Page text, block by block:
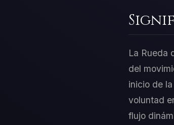
La Rueda
del
inicio de
voluntad
flujo